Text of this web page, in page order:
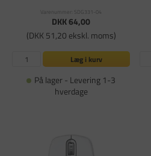
Varenummer: SDG331-04
DKK 64,00
(DKK 51,20 ekskl. moms)
Læg i kurv
På lager - Levering 1-3
hverdage